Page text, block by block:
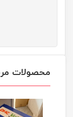
محصولات